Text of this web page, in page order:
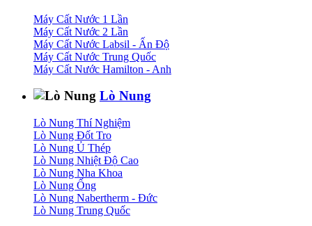
Máy Cất Nước 1 Lần
Máy Cất Nước 2 Lần
Máy Cất Nước Labsil - Ấn Độ
Máy Cất Nước Trung Quốc
Máy Cất Nước Hamilton - Anh
Lò Nung
Lò Nung Thí Nghiệm
Lò Nung Đốt Tro
Lò Nung Ủ Thép
Lò Nung Nhiệt Độ Cao
Lò Nung Nha Khoa
Lò Nung Ống
Lò Nung Nabertherm - Đức
Lò Nung Trung Quốc